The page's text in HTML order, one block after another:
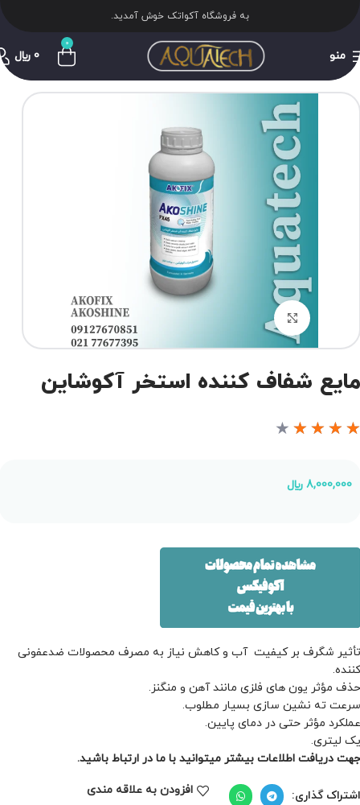
به فروشگاه آکواتک خوش آمدید.
منو
0
0 ﷼
برای بزرگنمایی کلیک کنید
شفاف کننده استخر آکوشاین
★
★
★
★
8,000,000 ﷼
شگرف بر کیفیت آب و کاهش نیاز به مصرف محصولات ضدعفونی
مؤثر یون­ های فلزی مانند آهن و منگنز.
ته نشین ­سازی بسیار مطلوب.
مؤثر حتی در دمای پایین.
لیتری.
دریافت اطلاعات بیشتر میتوانید با ما در ارتباط باشید.
گذاری:
افزودن به علاقه مندی